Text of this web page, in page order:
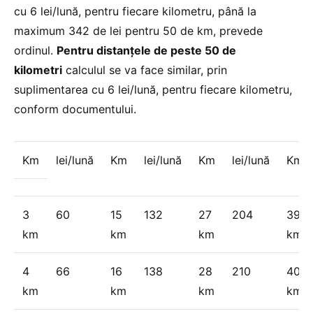
cu 6 lei/lună, pentru fiecare kilometru, până la
maximum 342 de lei pentru 50 de km, prevede
ordinul. Pentru distanţele de peste 50 de
kilometri calculul se va face similar, prin
suplimentarea cu 6 lei/lună, pentru fiecare kilometru,
conform documentului.
Km lei/lună Km lei/lună Km lei/lună Km
3
km
60
15
km
132
27
km
204
39
km
4
km
66
16
km
138
28
km
210
40
km